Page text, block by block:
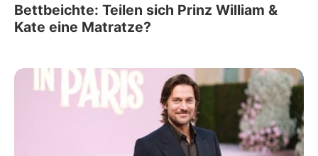
Bettbeichte: Teilen sich Prinz William &
Kate eine Matratze?